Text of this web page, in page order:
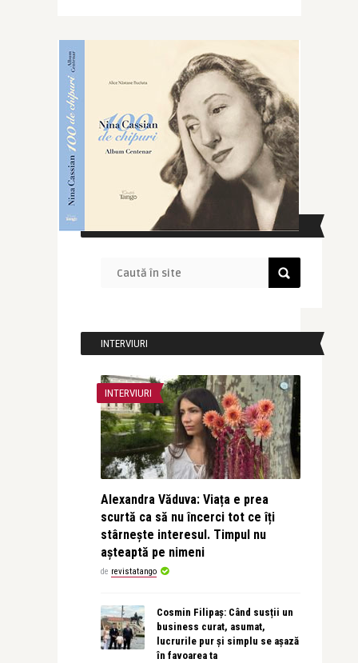
CAUTĂ ÎN SITE
INTERVIURI
INTERVIURI
Alexandra Văduva: Viața e prea
scurtă ca să nu încerci tot ce îți
stârnește interesul. Timpul nu
așteaptă pe nimeni
de revistatango
Cosmin Filipaș: Când susții un
business curat, asumat,
lucrurile pur și simplu se așază
în favoarea ta